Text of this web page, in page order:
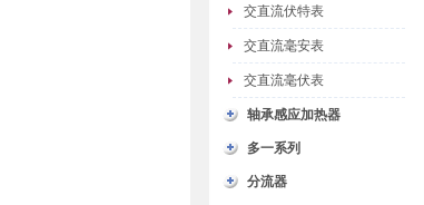
交直流伏特表
交直流毫安表
交直流毫伏表
轴承感应加热器
多一系列
分流器